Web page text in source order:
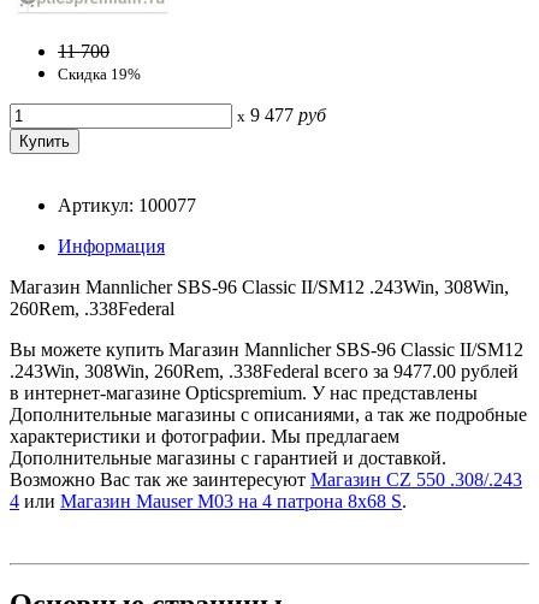
11 700
Скидка 19%
x 9 477 руб
Артикул: 100077
Информация
Магазин Mannlicher SBS-96 Classic II/SM12 .243Win, 308Win,
260Rem, .338Federal
Вы можете купить Магазин Mannlicher SBS-96 Classic II/SM12
.243Win, 308Win, 260Rem, .338Federal всего за 9477.00 рублей
в интернет-магазине Opticspremium. У нас представлены
Дополнительные магазины с описаниями, а так же подробные
характеристики и фотографии. Мы предлагаем
Дополнительные магазины с гарантией и доставкой.
Возможно Вас так же заинтересуют Магазин CZ 550 .308/.243
4 или Магазин Mauser M03 на 4 патрона 8x68 S.